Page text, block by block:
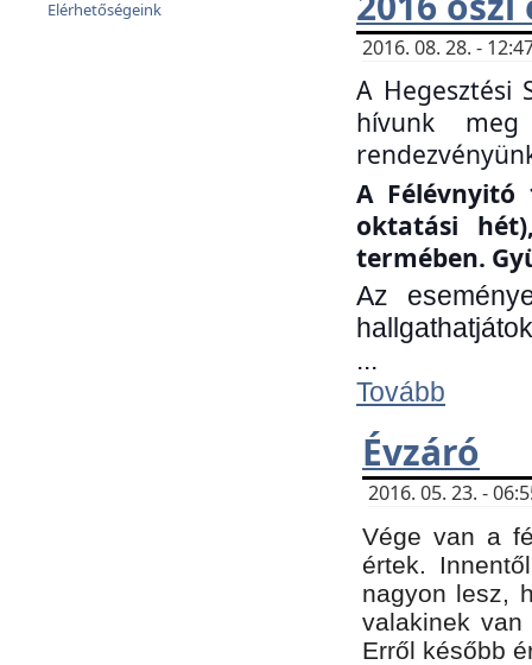
Elérhetőségeink
2016. 08. 28. -
A Hegesztési
hívunk
A Félévnyitó
oktatási
termében.
Az
...
Tovább
Évzáró
2016. 05. 23. -
Vége van a
értek.
nagyon lesz,
valakinek
Erről később